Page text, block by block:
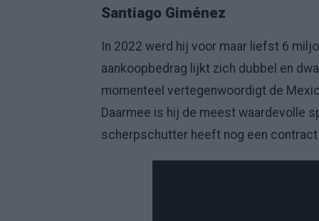
Santiago Giménez
In 2022 werd hij voor maar liefst 6
aankoopbedrag lijkt zich dubbel en
momenteel vertegenwoordigt de
Daarmee is hij de meest waardevolle
scherpschutter heeft nog een